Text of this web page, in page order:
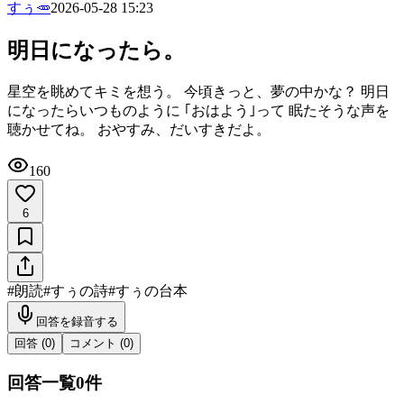
すぅ🥕2026-05-28 15:23
明日になったら。
星空を眺めてキミを想う。 今頃きっと、夢の中かな？ 明日
になったらいつものように ｢おはよう｣って 眠たそうな声を
聴かせてね。 おやすみ、だいすきだよ。
160
6
#朗読#すぅの詩#すぅの台本
回答を録音する
回答 (0) コメント (0)
回答一覧0件